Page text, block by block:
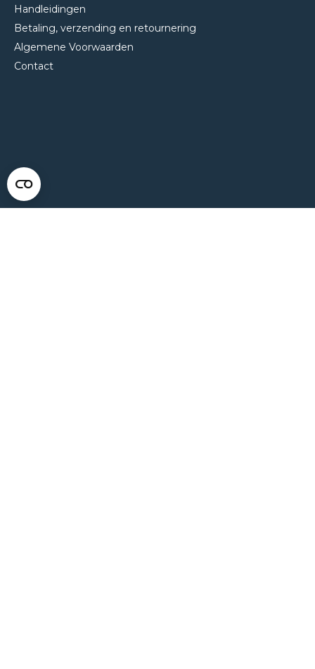
Handleidingen
Betaling, verzending en retournering
Algemene Voorwaarden
Contact